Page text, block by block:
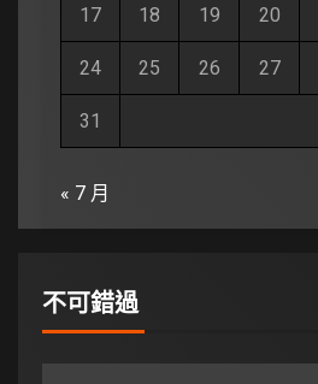
17 18 19 20
24 25 26 27
31
« 7 月
不可錯過